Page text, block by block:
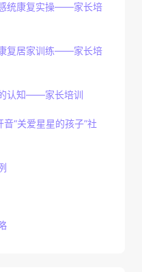
感统康复实操——家长培
康复居家训练——家长培
的认知——家长培训
“关爱星星的孩子”社